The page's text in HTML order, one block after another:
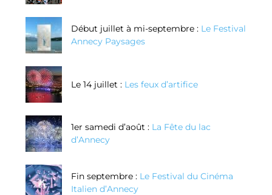
Début juillet à mi-septembre : Le Festival
Annecy Paysages
Le 14 juillet : Les feux d’artifice
1er samedi d’août : La Fête du lac
d’Annecy
Fin septembre : Le Festival du Cinéma
Italien d’Annecy